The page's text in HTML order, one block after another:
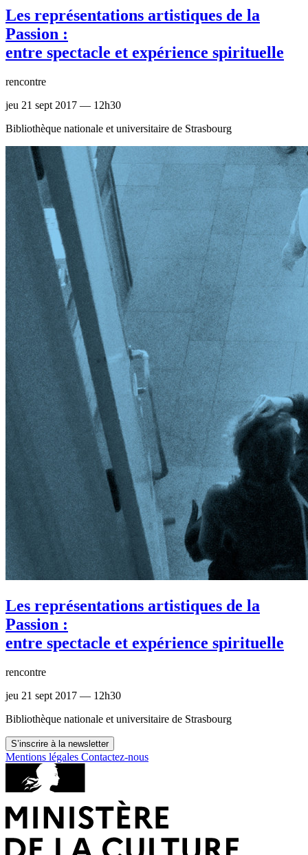
Les représentations artistiques de la
Passion :
entre spectacle et expérience spirituelle
rencontre
jeu 21 sept 2017 — 12h30
Bibliothèque nationale et universitaire de Strasbourg
Les représentations artistiques de la
Passion :
entre spectacle et expérience spirituelle
rencontre
jeu 21 sept 2017 — 12h30
Bibliothèque nationale et universitaire de Strasbourg
S’inscrire à la newsletter
Mentions légales Contactez-nous